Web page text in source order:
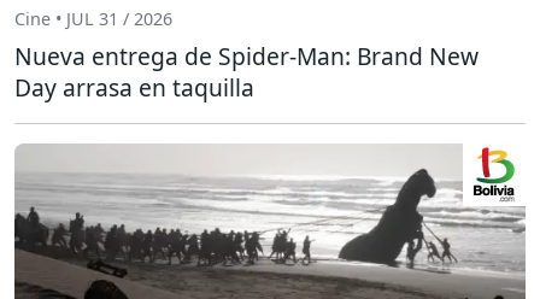
Cine • JUL 31 / 2026
Nueva entrega de Spider-Man: Brand New
Day arrasa en taquilla